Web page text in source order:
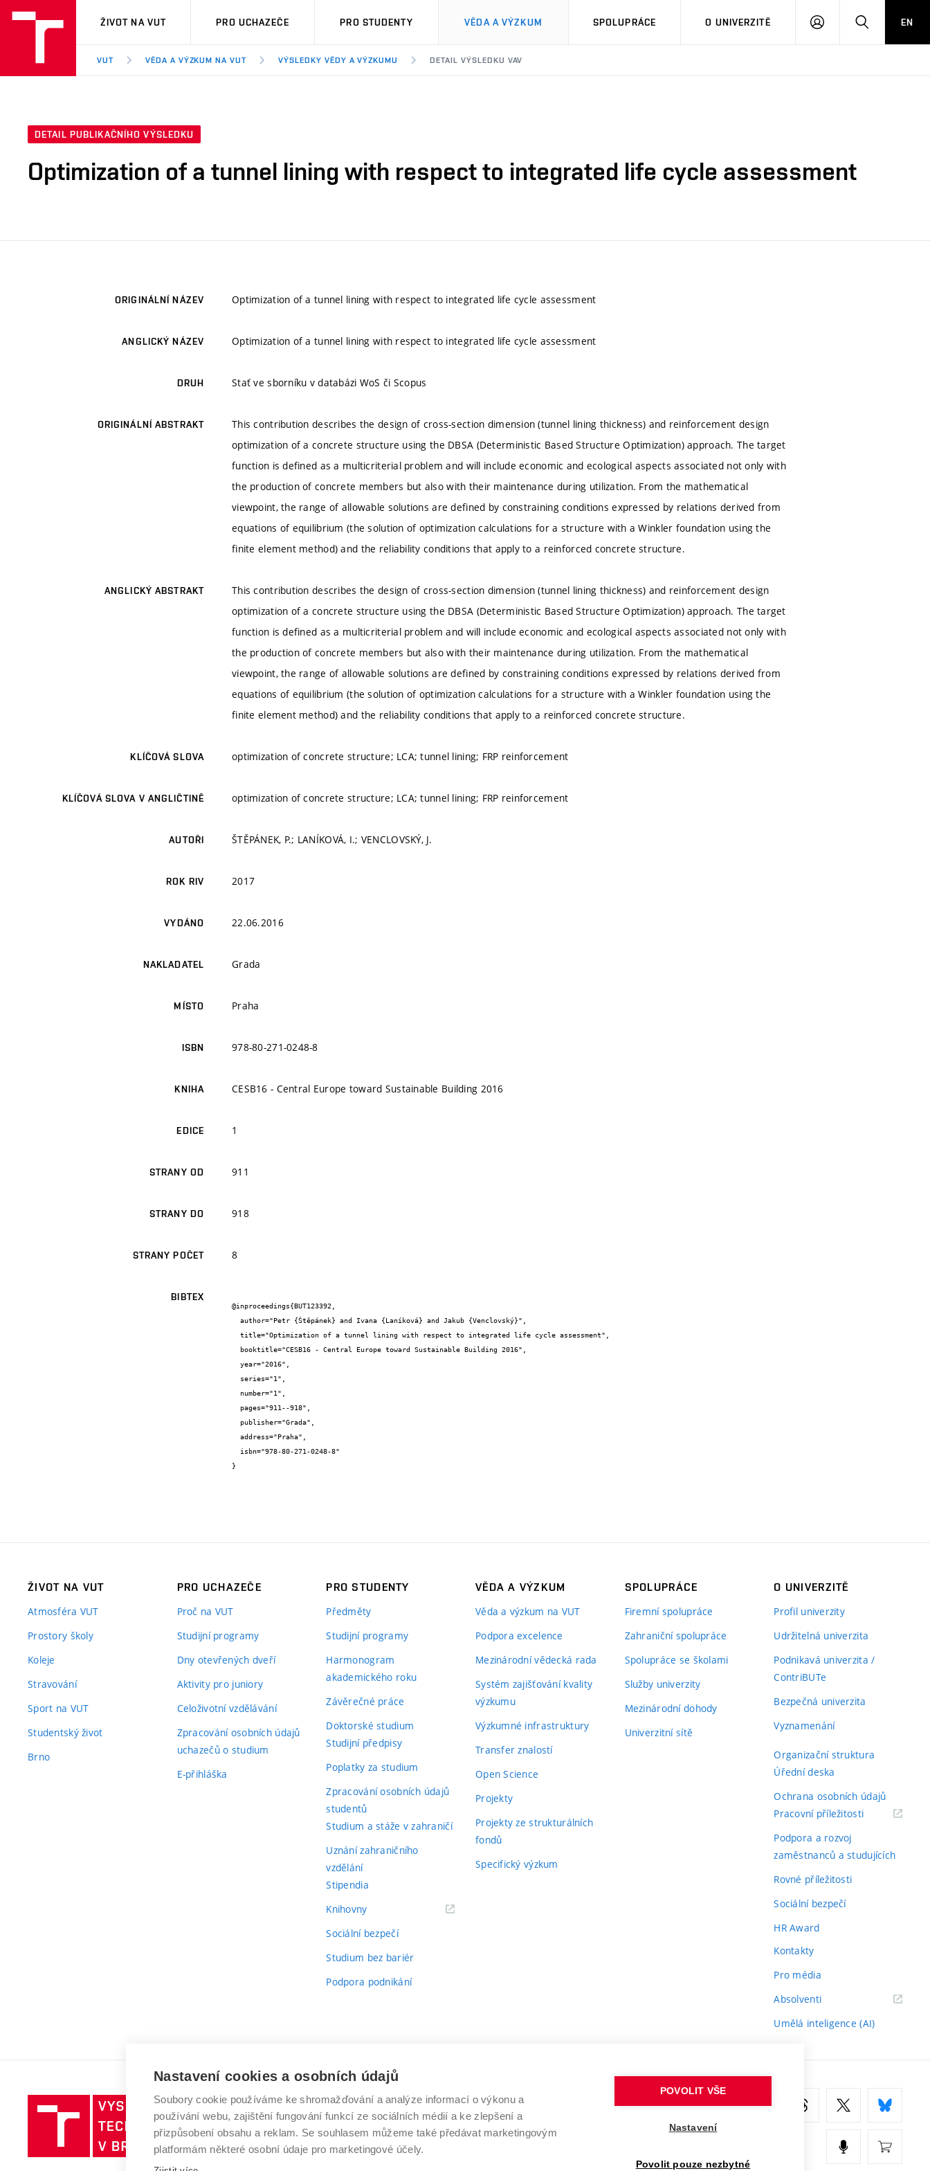
VUT
ŽIVOT NA VUT PRO UCHAZEČE PRO STUDENTY VĚDA A VÝZKUM SPOLUPRÁCE O UNIVERZITĚ
PŘIHLÁSIT HLEDATEN
VUT VĚDA A VÝZKUM NA VUT VÝSLEDKY VĚDY A VÝZKUMU DETAIL VÝSLEDKU VAV
DETAIL PUBLIKAČNÍHO VÝSLEDKU
Optimization of a tunnel lining with respect to integrated life cycle assessment
ORIGINÁLNÍ NÁZEV Optimization of a tunnel lining with respect to integrated life cycle assessment
ANGLICKÝ NÁZEV Optimization of a tunnel lining with respect to integrated life cycle assessment
DRUH Stať ve sborníku v databázi WoS či Scopus
ORIGINÁLNÍ ABSTRAKT
This contribution describes the design of cross-section dimension (tunnel lining thickness) and reinforcement design
optimization of a concrete structure using the DBSA (Deterministic Based Structure Optimization) approach. The target
function is defined as a multicriterial problem and will include economic and ecological aspects associated not only with
the production of concrete members but also with their maintenance during utilization. From the mathematical
viewpoint, the range of allowable solutions are defined by constraining conditions expressed by relations derived from
equations of equilibrium (the solution of optimization calculations for a structure with a Winkler foundation using the
finite element method) and the reliability conditions that apply to a reinforced concrete structure.
ANGLICKÝ ABSTRAKT
This contribution describes the design of cross-section dimension (tunnel lining thickness) and reinforcement design
optimization of a concrete structure using the DBSA (Deterministic Based Structure Optimization) approach. The target
function is defined as a multicriterial problem and will include economic and ecological aspects associated not only with
the production of concrete members but also with their maintenance during utilization. From the mathematical
viewpoint, the range of allowable solutions are defined by constraining conditions expressed by relations derived from
equations of equilibrium (the solution of optimization calculations for a structure with a Winkler foundation using the
finite element method) and the reliability conditions that apply to a reinforced concrete structure.
KLÍČOVÁ SLOVA optimization of concrete structure; LCA; tunnel lining; FRP reinforcement
KLÍČOVÁ SLOVA V ANGLIČTINĚ optimization of concrete structure; LCA; tunnel lining; FRP reinforcement
AUTOŘI ŠTĚPÁNEK, P.; LANÍKOVÁ, I.; VENCLOVSKÝ, J.
ROK RIV 2017
VYDÁNO 22.06.2016
NAKLADATEL Grada
MÍSTO Praha
ISBN 978-80-271-0248-8
KNIHA CESB16 - Central Europe toward Sustainable Building 2016
EDICE 1
STRANY OD 911
STRANY DO 918
STRANY POČET 8
BIBTEX
@inproceedings{BUT123392,
}
ŽIVOT NA VUT
Atmosféra VUT
Prostory školy
Koleje
Stravování
Sport na VUT
Studentský život
Brno
PRO UCHAZEČE
Proč na VUT
Studijní programy
Dny otevřených dveří
Aktivity pro juniory
Celoživotní vzdělávání
Zpracování osobních údajů
uchazečů o studium
E-přihláška
PRO STUDENTY
Předměty
Studijní programy
Harmonogram
akademického roku
Závěrečné práce
Doktorské studium
Studijní předpisy
Poplatky za studium
Zpracování osobních údajů
studentů
Studium a stáže v zahraničí
Uznání zahraničního
vzdělání
Stipendia
Knihovny(externí
Sociální bezpečí
Studium bez bariér
Podpora podnikání
VĚDA A VÝZKUM
Věda a výzkum na VUT
Podpora excelence
Mezinárodní vědecká rada
Systém zajišťování kvality
výzkumu
Výzkumné infrastruktury
Transfer znalostí
Open Science
Projekty
Projekty ze strukturálních
fondů
Specifický výzkum
SPOLUPRÁCE
Firemní spolupráce
Zahraniční spolupráce
Spolupráce se školami
Služby univerzity
Mezinárodní dohody
Univerzitní sítě
O UNIVERZITĚ
Profil univerzity
Udržitelná univerzita
Podnikavá univerzita /
ContriBUTe
Bezpečná univerzita
Vyznamenání
Organizační struktura
Úřední deska
Ochrana osobních údajů
Pracovní příležitosti(externí
Podpora a rozvoj
zaměstnanců a studujících
Rovné příležitosti
Sociální bezpečí
HR Award
Kontakty
Pro média
Absolventi(externí
Umělá inteligence (AI)
Vysoké
učení
technické
v
VYSOKÉ UČENÍ TECHNICKÉ V BRNĚ
Antonínská 548/1
602 00 Brno
www.vut.cz
Nastavení cookies a osobních údajů
Soubory cookie používáme ke shromažďování a analýze informací o výkonu a
používání webu, zajištění fungování funkcí ze sociálních médií a ke zlepšení a
přizpůsobení obsahu a reklam. Se souhlasem můžeme také předávat marketingovým
platformám některé osobní údaje pro marketingové účely.
POVOLIT VŠE
Nastavení
Povolit pouze nezbytné